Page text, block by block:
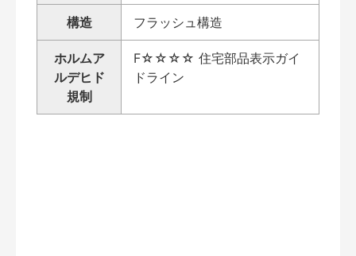
構造 フラッシュ構造
ホルムア
ルデヒド
規制
F☆☆☆☆ 住宅部品表示ガイ
ドライン